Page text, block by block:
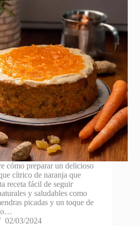
cómo preparar un delicioso
cítrico de naranja que
receta fácil de seguir
y saludables como
picadas y un toque de
02/03/2024